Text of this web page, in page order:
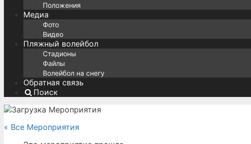
Положения
Медиа
Фото
Видео
Пляжный волейбол
Стадионы
Файлы
Волейбол на снегу
Обратная связь
Поиск
« Все Мероприятия